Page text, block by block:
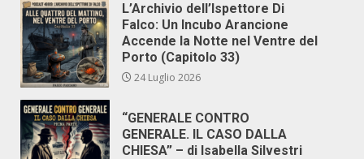
L’Archivio dell’Ispettore Di
Falco: Un Incubo Arancione
Accende la Notte nel Ventre del
Porto (Capitolo 33)
24 Luglio 2026
“GENERALE CONTRO
GENERALE. IL CASO DALLA
CHIESA” – di Isabella Silvestri